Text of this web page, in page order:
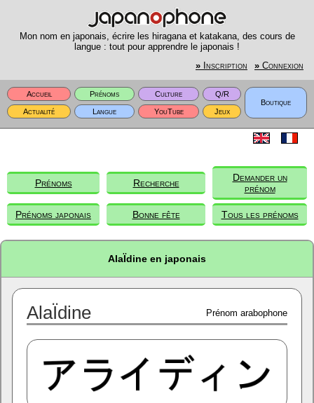
Mon nom en japonais, écrire les hiragana et katakana, des cours de
langue : tout pour apprendre le japonais !
» Inscription » Connexion
Accueil Prénoms Culture
Q/R
Boutique
Actualité
Langue YouTube Jeux
Prénoms Recherche
Demander un
prénom
Prénoms japonais Bonne fête Tous les prénoms
AlaÏdine en japonais
AlaÏdine Prénom arabophone